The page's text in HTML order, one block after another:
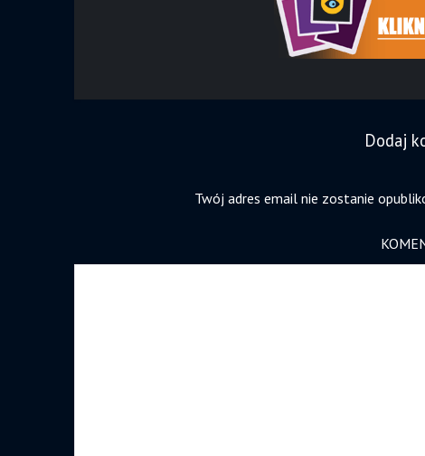
Dodaj
Twój adres email nie zostanie